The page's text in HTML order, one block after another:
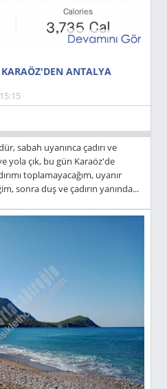
ANTALYA
sabah uyanınca çadırı ve
yola çık, bu gün Karaöz'de
toplamayacağım, uyanır
sonra duş ve çadırın yanında...